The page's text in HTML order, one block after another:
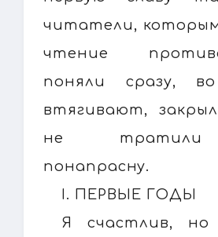
читатели,
чтение
поняли сразу,
втягивают,
не тратили
понапрасну.
I. ПЕРВЫЕ ГОДЫ
Я счастлив, но